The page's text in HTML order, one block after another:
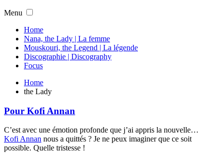
Menu
Home
Nana, the Lady | La femme
Mouskouri, the Legend | La légende
Discographie | Discography
Focus
Home
the Lady
Pour Kofi Annan
C’est avec une émotion profonde que j’ai appris la nouvelle…
Kofi Annan nous a quittés ? Je ne peux imaginer que ce soit
possible. Quelle tristesse !